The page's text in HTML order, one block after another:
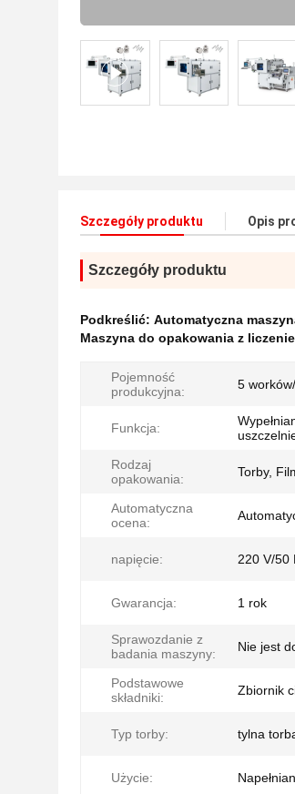
Szczegóły produktu Opis
Szczegóły produktu
Podkreślić: Automatyczna
Maszyna do opakowania z
Pojemność
produkcyjna:
5
Funkcja:
Rodzaj
opakowania:
Torby,
Automatyczna
ocena:
napięcie: 220 V/50
Gwarancja: 1 rok
Sprawozdanie z
badania maszyny:
Nie jest
Podstawowe
składniki:
Zbiornik
Typ torby: tylna
Użycie: